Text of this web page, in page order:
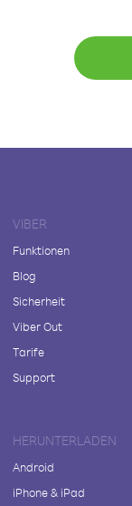
VIBER
Funktionen
Blog
Sicherheit
Viber Out
Tarife
Support
HERUNTERLADEN
Android
iPhone & iPad